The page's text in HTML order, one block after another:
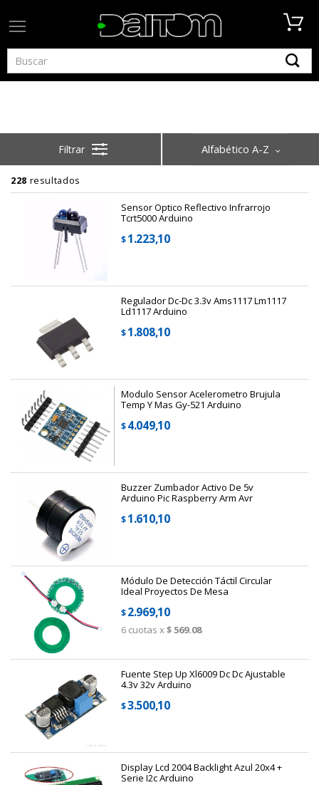
228 resultados
Alfabético A-Z
Sensor Optico Reflectivo Infrarrojo
Tcrt5000 Arduino
$1.223,10
Regulador Dc-Dc 3.3v Ams1117 Lm1117
Ld1117 Arduino
$1.808,10
Modulo Sensor Acelerometro Brujula
Temp Y Mas Gy-521 Arduino
$4.049,10
Buzzer Zumbador Activo De 5v
Arduino Pic Raspberry Arm Avr
$1.610,10
Módulo De Detección Táctil Circular
Ideal Proyectos De Mesa
$2.969,10
6cuotas x$ 569.08
Fuente Step Up Xl6009 Dc Dc Ajustable
4.3v 32v Arduino
$3.500,10
Display Lcd 2004 Backlight Azul 20x4 +
Serie I2c Arduino